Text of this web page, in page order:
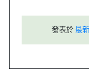
發表於 最